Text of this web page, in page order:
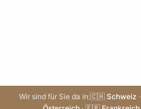
Wir sind für Sie da in:🇨🇭 Schweiz ·